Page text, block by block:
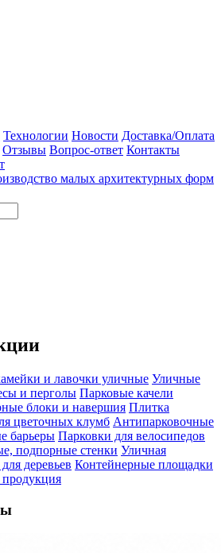
Технологии Новости Доставка/Оплата
Отзывы Вопрос-ответ Контакты
и лавочки уличные Уличные
и перголы Парковые качели
блоки и навершия Плитка
цветочных клумб Антипарковочные
барьеры Парковки для велосипедов
подпорные стенки Уличная
деревьев Контейнерные площадки